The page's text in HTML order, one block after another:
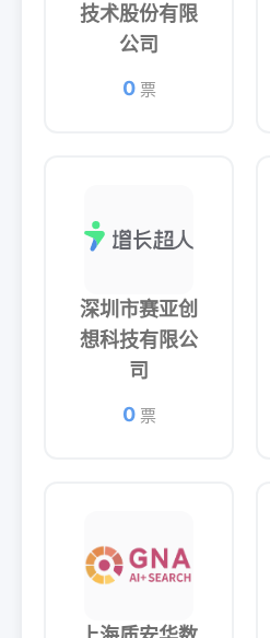
技术股份有限
公司
0票
深圳市赛亚创
想科技有限公
司
0票